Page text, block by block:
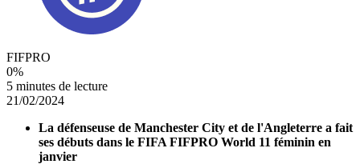
FIFPRO
0%
5 minutes de lecture
21/02/2024
La défenseuse de Manchester City et de l'Angleterre a fait
ses débuts dans le FIFA FIFPRO World 11 féminin en
janvier